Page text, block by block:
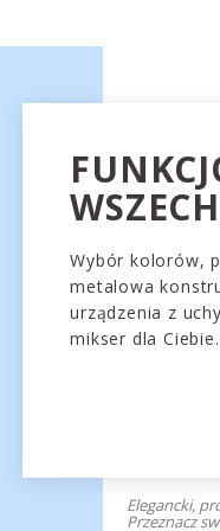
Wybór kolorów,
metalowa
urządzenia z
mikser dla Ciebie.
Elegancki,
Przeznacz